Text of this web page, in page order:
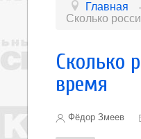
Главная
Сколько
Сколько
время
Фёдор Змеев